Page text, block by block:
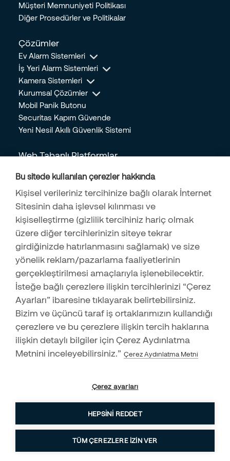
14.07.2023
Güvende Hissetmediğimiz Anlarda Oluşan Stresin İnsan
24.05.2023
Doğal Gaz Tasarrufu için Yapılacak 5 Önemli Kriter
24.05.2023
Mobil Panik Butonu Nedir? Hangi Durumlarda Kullanılır?
28.04.2023
Bebek ve Bakıcı Kameraları Alırken Dikkat Edilmesi Gerekenler
13.04.2023
Kişisel Güvenliği Korumanın 9 Yolu
Hırsızlar Girdikleri Evlerde İlk Olarak Nerelere Bakarlar?
14.03.2022
Çocuklara Ev Güvenliği Hakkında Ne Öğretilmeli?
24.01.2022
Microsoft’tan COVID-19 Döneminde Güvende Kalma İpuçları
10.01.2022
İş Yeri Güvenlik Sisteminizin Etkinliğini Arttırmanız İçin En
Önemli 4 Neden
09.12.2021
Evinizi Riskli Hale Getiren Ev Güvenliği Hataları Nelerdir?
12.11.2021
Oda Bazında Ev Güvenlik İpuçları
Küresel Isınmayı Hep Birlikte Durdurabiliriz!
Evinize Hırsız Girdiğinde Ne Yapmalısınız?
17.08.2021
Çocuklar ve Ebeveynler için Mutfak Güvenliği İpuçları
27.07.2021
Hızlı teklif almak için hemen iletişime geçin!
Müşteri Memnuniyeti Politikası
Diğer Prosedürler ve Politikalar
Çözümler
Ev Alarm Sistemleri
İş Yeri Alarm Sistemleri
Kamera Sistemleri
Kurumsal Çözümler
Mobil Panik Butonu
Securitas Kapım Güvende
Yeni Nesil Akıllı Güvenlik Sistemi
Web Tabanlı Platformlar
Online Mağaza
İş Başvuru Formu
İş Ortağı Başvuru Formu
Securitas Alarm Mobil
Destek Merkezi
444 83 73
Bu sitede kullanılan çerezler hakkında
Kişisel verileriniz tercihinize bağlı olarak İnternet
Sitesinin daha işlevsel kılınması ve
kişiselleştirme (gizlilik tercihiniz hariç olmak
üzere diğer tercihlerinizin siteye tekrar
girdiğinizde hatırlanmasını sağlamak) ve size
yönelik reklam/pazarlama faaliyetlerinin
gerçekleştirilmesi amaçlarıyla işlenebilecektir.
İsteğe bağlı çerezlere ilişkin tercihlerinizi “Çerez
Ayarları” ibaresine tıklayarak belirtebilirsiniz.
Bizim ve üçüncü taraf iş ortaklarımızın kullandığı
çerezlere ve bu çerezlere ilişkin tercih haklarına
ilişkin detaylı bilgiler için Çerez Aydınlatma
Metnini inceleyebilirsiniz.” Çerez Aydınlatma Metni
Çerez ayarları
HEPSINI REDDET
TÜM ÇEREZLERE IZIN VER